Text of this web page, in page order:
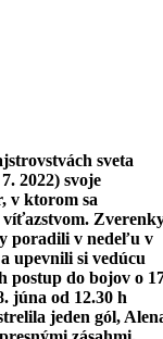
sveta
2022) svoje
v ktorom sa
víťazstvom.
poradili v nedeľu v
upevnili si vedúcu
postup do bojov o
júna od 12.30 h
jeden gól,